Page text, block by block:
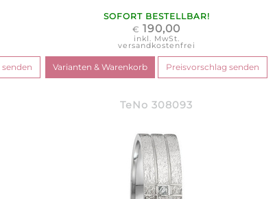
SOFORT BESTELLBAR!
€ 190,00
inkl. MwSt.
versandkostenfrei
TeNo 308093